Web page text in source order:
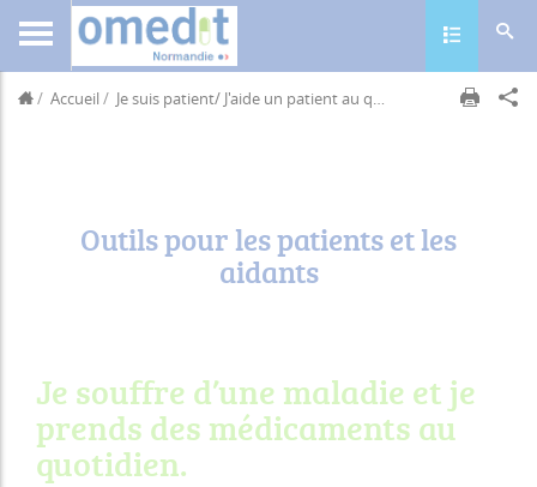
Toggle
Accueil Je suis patient/ J'aide un patient au quotidien Outils
Outils pour les patients et les
aidants
Je souffre d’une maladie et je
prends des médicaments au
quotidien.